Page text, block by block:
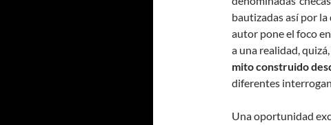
bautizadas así por
autor pone el foco
a una realidad,
mito construido
diferentes
Una oportunidad